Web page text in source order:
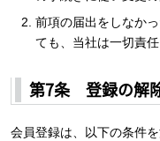
前項の届出をしなか
ても、当社は一切責
第7条 登録の解
会員登録は、以下の条件